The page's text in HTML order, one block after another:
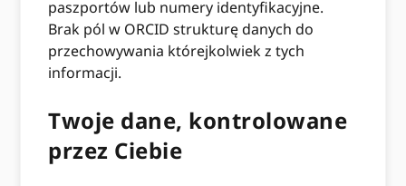
paszportów lub numery identyfikacyjne.
Brak pól w ORCID strukturę danych do
przechowywania którejkolwiek z tych
informacji.
Twoje dane, kontrolowane
przez Ciebie